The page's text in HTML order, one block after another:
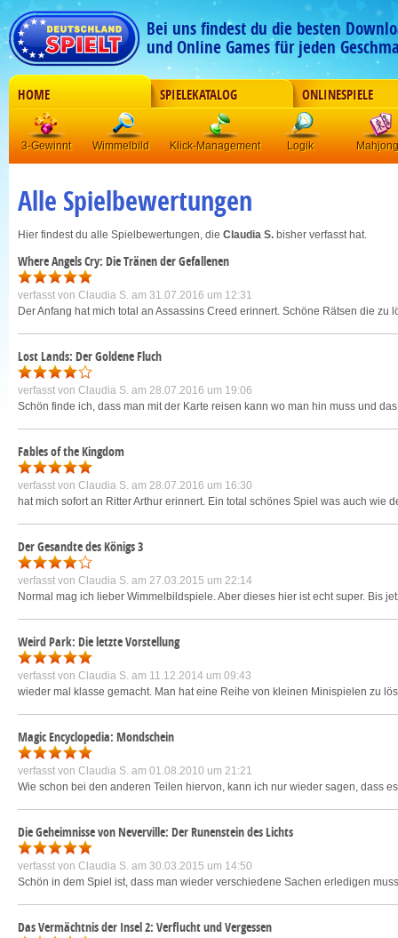
Bei uns findest du die besten
und Online Games für jeden
HOME SPIELEKATALOG ONLINESPIELE
3-Gewinnt Wimmelbild Klick-Management Logik Mahjong
Alle Spielbewertungen
Hier findest du alle Spielbewertungen, die Claudia S. bisher verfasst hat.
Where Angels Cry: Die Tränen der Gefallenen
verfasst von Claudia S. am 31.07.2016 um 12:31
Der Anfang hat mich total an Assassins Creed erinnert. Schöne Rätsen die
Lost Lands: Der Goldene Fluch
verfasst von Claudia S. am 28.07.2016 um 19:06
Schön finde ich, dass man mit der Karte reisen kann wo man hin muss und
Fables of the Kingdom
verfasst von Claudia S. am 28.07.2016 um 16:30
hat mich sofort an Ritter Arthur erinnert. Ein total schönes Spiel was auch wie
Der Gesandte des Königs 3
verfasst von Claudia S. am 27.03.2015 um 22:14
Normal mag ich lieber Wimmelbildspiele. Aber dieses hier ist echt super. Bis
Weird Park: Die letzte Vorstellung
verfasst von Claudia S. am 11.12.2014 um 09:43
wieder mal klasse gemacht. Man hat eine Reihe von kleinen Minispielen zu
Magic Encyclopedia: Mondschein
verfasst von Claudia S. am 01.08.2010 um 21:21
Wie schon bei den anderen Teilen hiervon, kann ich nur wieder sagen, dass
Die Geheimnisse von Neverville: Der Runenstein des Lichts
verfasst von Claudia S. am 30.03.2015 um 14:50
Schön in dem Spiel ist, dass man wieder verschiedene Sachen erledigen
Das Vermächtnis der Insel 2: Verflucht und Vergessen